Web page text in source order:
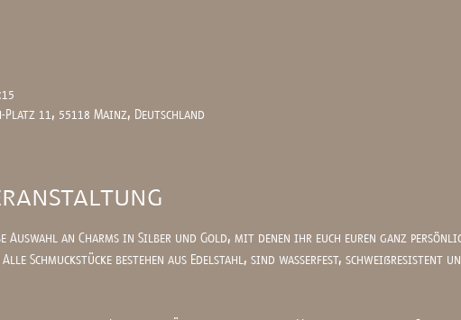
11, 55118 Mainz, Deutschland
Auswahl an Charms in Silber und Gold, mit denen ihr euch euren ganz
Schmuckstücke bestehen aus Edelstahl, sind wasserfest, schweißresistent